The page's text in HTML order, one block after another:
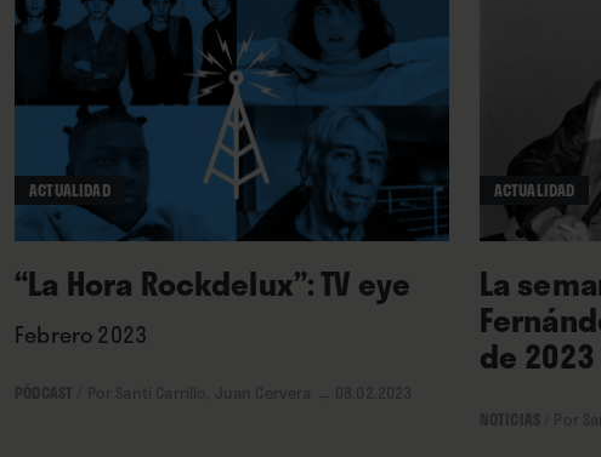
ACTUALIDAD
“La Hora Rockdelux”: TV eye
Febrero 2023
ACTUALIDAD
La
de 2023